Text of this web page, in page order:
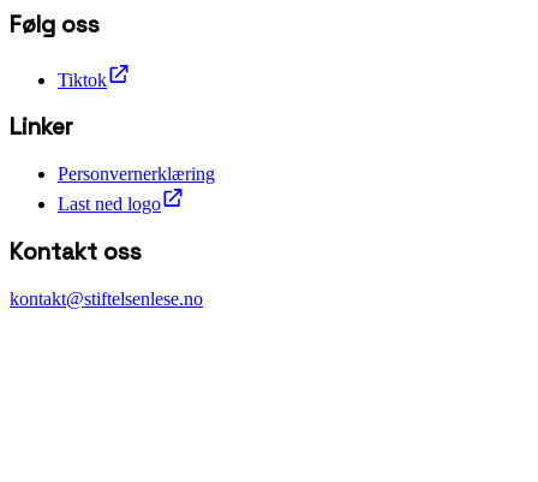
Følg oss
Tiktok
Linker
Personvernerklæring
Last ned logo
Kontakt oss
kontakt@stiftelsenlese.no